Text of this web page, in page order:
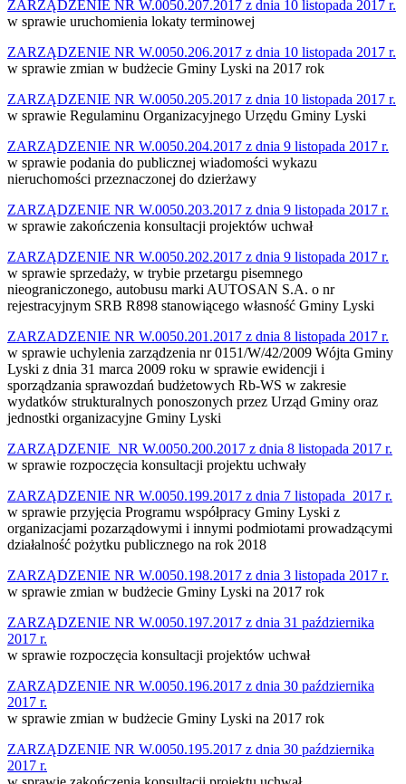
ZARZĄDZENIE NR W.0050.207.2017 z dnia 10 listopada 2017 r.
w sprawie uruchomienia lokaty terminowej
ZARZĄDZENIE NR W.0050.206.2017 z dnia 10 listopada 2017 r.
w sprawie zmian w budżecie Gminy Lyski na 2017 rok
ZARZĄDZENIE NR W.0050.205.2017 z dnia 10 listopada 2017 r.
w sprawie Regulaminu Organizacyjnego Urzędu Gminy Lyski
ZARZĄDZENIE NR W.0050.204.2017 z dnia 9 listopada 2017 r.
w sprawie podania do publicznej wiadomości wykazu
nieruchomości przeznaczonej do dzierżawy
ZARZĄDZENIE NR W.0050.203.2017 z dnia 9 listopada 2017 r.
w sprawie zakończenia konsultacji projektów uchwał
ZARZĄDZENIE NR W.0050.202.2017 z dnia 9 listopada 2017 r.
w sprawie sprzedaży, w trybie przetargu pisemnego
nieograniczonego, autobusu marki AUTOSAN S.A. o nr
rejestracyjnym SRB R898 stanowiącego własność Gminy Lyski
ZARZADZENIE NR W.0050.201.2017 z dnia 8 listopada 2017 r.
w sprawie uchylenia zarządzenia nr 0151/W/42/2009 Wójta Gminy
Lyski z dnia 31 marca 2009 roku w sprawie ewidencji i
sporządzania sprawozdań budżetowych Rb-WS w zakresie
wydatków strukturalnych ponoszonych przez Urząd Gminy oraz
jednostki organizacyjne Gminy Lyski
ZARZĄDZENIE NR W.0050.200.2017 z dnia 8 listopada 2017 r.
w sprawie rozpoczęcia konsultacji projektu uchwały
ZARZĄDZENIE NR W.0050.199.2017 z dnia 7 listopada 2017 r.
w sprawie przyjęcia Programu współpracy Gminy Lyski z
organizacjami pozarządowymi i innymi podmiotami prowadzącymi
działalność pożytku publicznego na rok 2018
ZARZĄDZENIE NR W.0050.198.2017 z dnia 3 listopada 2017 r.
w sprawie zmian w budżecie Gminy Lyski na 2017 rok
ZARZĄDZENIE NR W.0050.197.2017 z dnia 31 października
2017 r.
w sprawie rozpoczęcia konsultacji projektów uchwał
ZARZĄDZENIE NR W.0050.196.2017 z dnia 30 października
2017 r.
w sprawie zmian w budżecie Gminy Lyski na 2017 rok
ZARZĄDZENIE NR W.0050.195.2017 z dnia 30 października
2017 r.